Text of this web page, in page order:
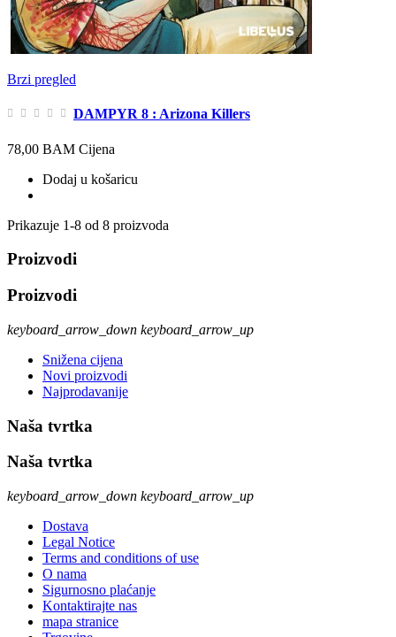
Brzi pregled
DAMPYR 8 : Arizona Killers
78,00 BAM Cijena
Dodaj u košaricu
Prikazuje 1-8 od 8 proizvoda
Proizvodi
Proizvodi
keyboard_arrow_down keyboard_arrow_up
Snižena cijena
Novi proizvodi
Najprodavanije
Naša tvrtka
Naša tvrtka
keyboard_arrow_down keyboard_arrow_up
Dostava
Legal Notice
Terms and conditions of use
O nama
Sigurnosno plaćanje
Kontaktirajte nas
mapa stranice